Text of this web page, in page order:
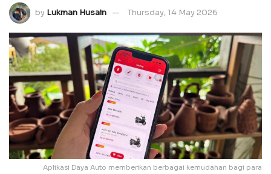
by Lukman Husain Thursday, 14 May 2026
Aplikasi Daya Auto memberikan berbagai kemudahan bagi para